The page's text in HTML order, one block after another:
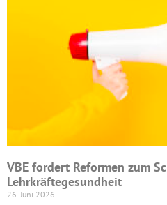
VBE fordert Reformen zum
Lehrkräftegesundheit
26. Juni 2026